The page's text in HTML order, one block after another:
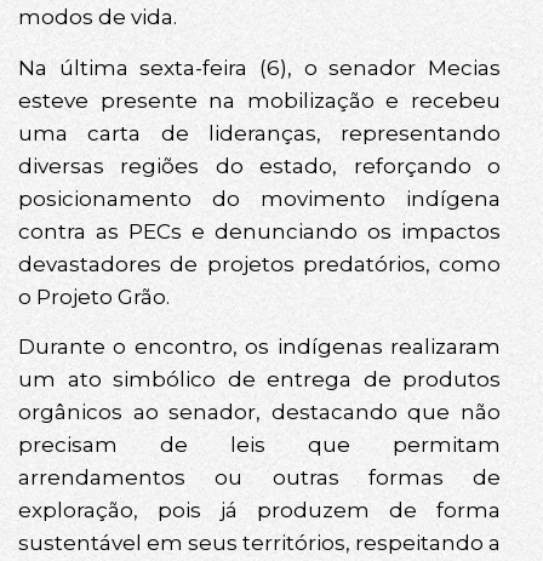
modos de vida.
Na última sexta-feira (6), o senador Mecias
esteve presente na mobilização e recebeu
uma carta de lideranças, representando
diversas regiões do estado, reforçando o
posicionamento do movimento indígena
contra as PECs e denunciando os impactos
devastadores de projetos predatórios, como
o Projeto Grão.
Durante o encontro, os indígenas realizaram
um ato simbólico de entrega de produtos
orgânicos ao senador, destacando que não
precisam de leis que permitam
arrendamentos ou outras formas de
exploração, pois já produzem de forma
sustentável em seus territórios, respeitando a